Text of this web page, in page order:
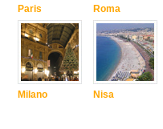
Paris
Milano
Roma
Nisa